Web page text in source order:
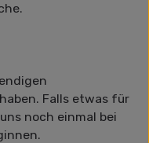
Falls etwas für
noch einmal bei